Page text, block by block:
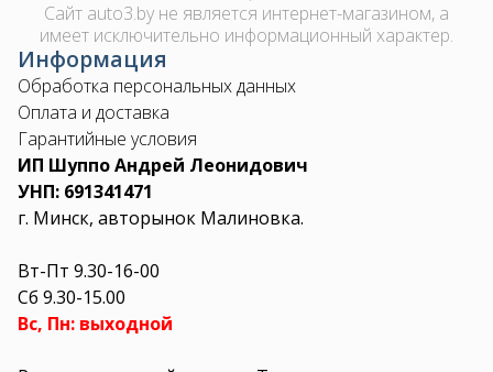
Сайт auto3.by не является интернет-магазином, а
имеет исключительно информационный характер.
Информация
Обработка персональных данных
Оплата и доставка
Гарантийные условия
ИП Шуппо Андрей Леонидович
УНП: 691341471
г. Минск, авторынок Малиновка.
Вт-Пт 9.30-16-00
Сб 9.30-15.00
Вс, Пн: выходной